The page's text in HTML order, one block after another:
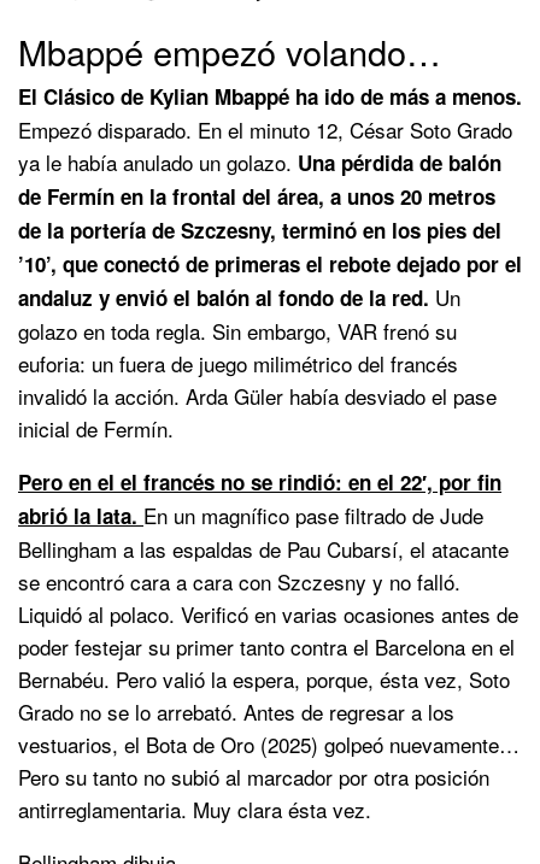
Mbappé empezó volando…
El Clásico de Kylian Mbappé ha ido de más a menos.
Empezó disparado. En el minuto 12, César Soto Grado
ya le había anulado un golazo. Una pérdida de balón
de Fermín en la frontal del área, a unos 20 metros
de la portería de Szczesny, terminó en los pies del
’10’, que conectó de primeras el rebote dejado por el
andaluz y envió el balón al fondo de la red. Un
golazo en toda regla. Sin embargo, VAR frenó su
euforia: un fuera de juego milimétrico del francés
invalidó la acción. Arda Güler había desviado el pase
inicial de Fermín.
Pero en el el francés no se rindió: en el 22′, por fin
abrió la lata. En un magnífico pase filtrado de Jude
Bellingham a las espaldas de Pau Cubarsí, el atacante
se encontró cara a cara con Szczesny y no falló.
Liquidó al polaco. Verificó en varias ocasiones antes de
poder festejar su primer tanto contra el Barcelona en el
Bernabéu. Pero valió la espera, porque, ésta vez, Soto
Grado no se lo arrebató. Antes de regresar a los
vestuarios, el Bota de Oro (2025) golpeó nuevamente…
Pero su tanto no subió al marcador por otra posición
antirreglamentaria. Muy clara ésta vez.